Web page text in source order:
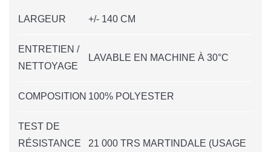
LARGEUR +/- 140 CM
ENTRETIEN /
NETTOYAGE
LAVABLE EN MACHINE À 30°C
COMPOSITION 100% POLYESTER
TEST DE
RÉSISTANCE
21 000 TRS MARTINDALE (USAGE